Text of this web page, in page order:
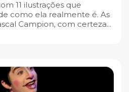
11 ilustrações que
como ela realmente é. As
Campion, com certeza...